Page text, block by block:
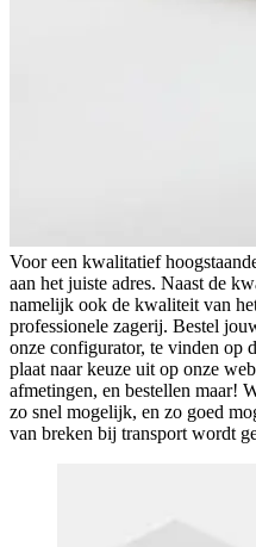
Voor een kwalitatief
aan het juiste adres. Naast de
namelijk ook de kwaliteit van
professionele zagerij. Bestel
onze configurator, te vinden op
plaat naar keuze uit op onze
afmetingen, en bestellen maar!
zo snel mogelijk, en zo goed
van breken bij transport wordt